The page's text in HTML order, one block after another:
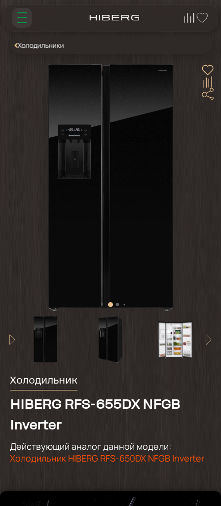
Холодильники
Холодильник
HIBERG RFS-655DX NFGB
Inverter
Действующий аналог данной модели:
Холодильник HIBERG RFS-650DX NFGB Inverter